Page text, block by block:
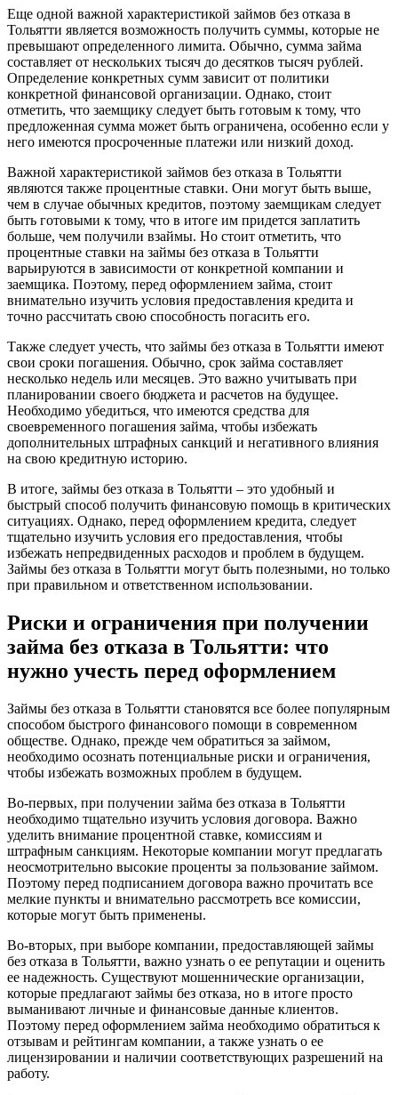
Еще одной важной характеристикой займов без отказа в
Тольятти является возможность получить суммы, которые не
превышают определенного лимита. Обычно, сумма займа
составляет от нескольких тысяч до десятков тысяч рублей.
Определение конкретных сумм зависит от политики
конкретной финансовой организации. Однако, стоит
отметить, что заемщику следует быть готовым к тому, что
предложенная сумма может быть ограничена, особенно если у
него имеются просроченные платежи или низкий доход.
Важной характеристикой займов без отказа в Тольятти
являются также процентные ставки. Они могут быть выше,
чем в случае обычных кредитов, поэтому заемщикам следует
быть готовыми к тому, что в итоге им придется заплатить
больше, чем получили взаймы. Но стоит отметить, что
процентные ставки на займы без отказа в Тольятти
варьируются в зависимости от конкретной компании и
заемщика. Поэтому, перед оформлением займа, стоит
внимательно изучить условия предоставления кредита и
точно рассчитать свою способность погасить его.
Также следует учесть, что займы без отказа в Тольятти имеют
свои сроки погашения. Обычно, срок займа составляет
несколько недель или месяцев. Это важно учитывать при
планировании своего бюджета и расчетов на будущее.
Необходимо убедиться, что имеются средства для
своевременного погашения займа, чтобы избежать
дополнительных штрафных санкций и негативного влияния
на свою кредитную историю.
В итоге, займы без отказа в Тольятти – это удобный и
быстрый способ получить финансовую помощь в критических
ситуациях. Однако, перед оформлением кредита, следует
тщательно изучить условия его предоставления, чтобы
избежать непредвиденных расходов и проблем в будущем.
Займы без отказа в Тольятти могут быть полезными, но только
при правильном и ответственном использовании.
Риски и ограничения при получении
займа без отказа в Тольятти: что
нужно учесть перед оформлением
Займы без отказа в Тольятти становятся все более популярным
способом быстрого финансового помощи в современном
обществе. Однако, прежде чем обратиться за займом,
необходимо осознать потенциальные риски и ограничения,
чтобы избежать возможных проблем в будущем.
Во-первых, при получении займа без отказа в Тольятти
необходимо тщательно изучить условия договора. Важно
уделить внимание процентной ставке, комиссиям и
штрафным санкциям. Некоторые компании могут предлагать
неосмотрительно высокие проценты за пользование займом.
Поэтому перед подписанием договора важно прочитать все
мелкие пункты и внимательно рассмотреть все комиссии,
которые могут быть применены.
Во-вторых, при выборе компании, предоставляющей займы
без отказа в Тольятти, важно узнать о ее репутации и оценить
ее надежность. Существуют мошеннические организации,
которые предлагают займы без отказа, но в итоге просто
выманивают личные и финансовые данные клиентов.
Поэтому перед оформлением займа необходимо обратиться к
отзывам и рейтингам компании, а также узнать о ее
лицензировании и наличии соответствующих разрешений на
работу.